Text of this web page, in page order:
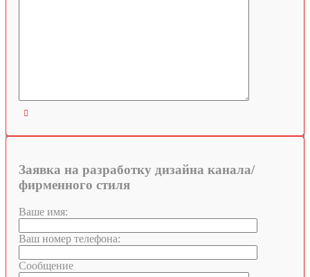

Заявка на разработку дизайна канала/
фирменного стиля
Ваше имя:
Ваш номер телефона:
Сообщение